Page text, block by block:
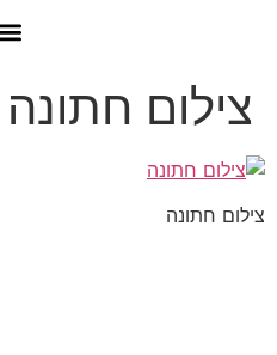
צילום חתונה
צילום חתונה